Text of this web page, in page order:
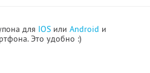
для IOS или Android и
Это удобно :)